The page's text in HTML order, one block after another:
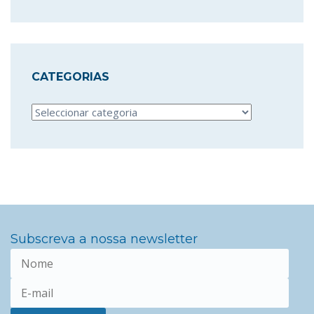
CATEGORIAS
Categorias
Subscreva a nossa newsletter